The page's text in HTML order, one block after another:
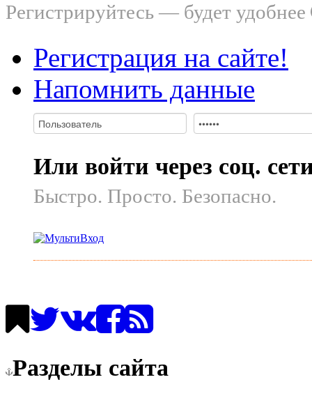
Регистрируйтесь — будет удобнее
Регистрация на сайте!
Напомнить данные
Или войти через соц.
Быстро. Просто. Безопасно.
Разделы сайта